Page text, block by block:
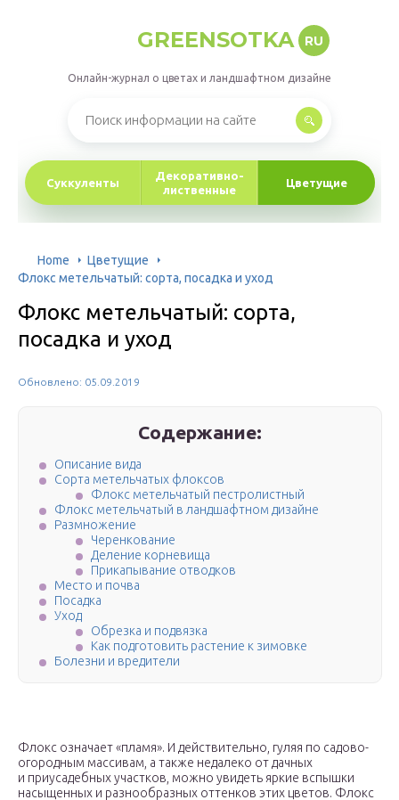
GREENSOTKA RU
Онлайн-журнал о цветах и ландшафтном дизайне
Суккуленты
Декоративно-
лиственные
Цветущие
Home
Цветущие
Флокс метельчатый: сорта, посадка и уход
Флокс метельчатый: сорта,
посадка и уход
Обновлено: 05.09.2019
Содержание:
Описание вида
Сорта метельчатых флоксов
Флокс метельчатый пестролистный
Флокс метельчатый в ландшафтном дизайне
Размножение
Черенкование
Деление корневища
Прикапывание отводков
Место и почва
Посадка
Уход
Обрезка и подвязка
Как подготовить растение к зимовке
Болезни и вредители
Флокс означает «пламя». И действительно, гуляя по садово-
огородным массивам, а также недалеко от дачных
и приусадебных участков, можно увидеть яркие вспышки
насыщенных и разнообразных оттенков этих цветов. Флокс